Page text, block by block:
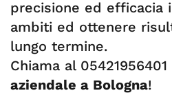
precisione ed efficacia
ambiti ed ottenere
lungo termine.
Chiama al
aziendale a Bologna!